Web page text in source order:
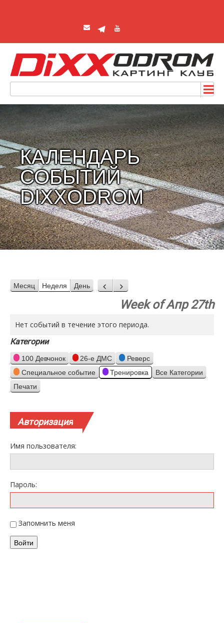
КАЛЕНДАРЬ
СОБЫТИЙ
DIXXODROM
Месяц Неделя День Назад
Вперед
Week of Апр 27th
Нет событий в течение этого периода.
Категории
100 Девчонок 26-е ДМС
Реверс
Специальное событие
Тренировка Все Категории
Просмотр
Печати
Авторизация
Имя пользователя:
Пароль:
Запомнить меня
Войти